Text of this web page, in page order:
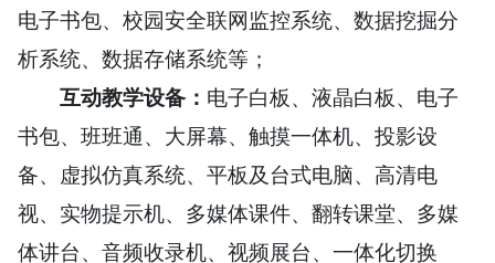
电子书包、校园安全联网监控系统、数据挖掘分
析系统、数据存储系统等；
互动教学设备： 电子白板、液晶白板、电子
书包、班班通、大屏幕、触摸一体机、投影设
备、虚拟仿真系统、平板及台式电脑、高清电
视、实物提示机、多媒体课件、翻转课堂、多媒
体讲台、音频收录机、视频展台、一体化切换